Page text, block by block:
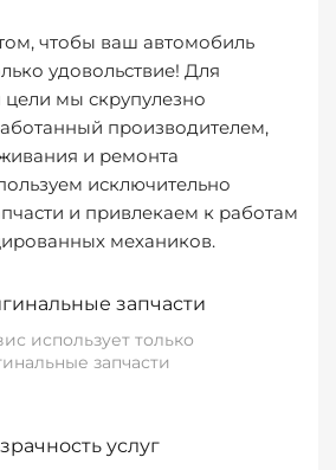
чтобы ваш автомобиль
удовольствие! Для
мы скрупулезно
производителем,
и ремонта
исключительно
и привлекаем к работам
механиков.
запчасти
использует только
запчасти
услуг